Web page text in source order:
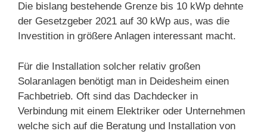
Die bislang bestehende Grenze bis 10 kWp dehnte
der Gesetzgeber 2021 auf 30 kWp aus, was die
Investition in größere Anlagen interessant macht.
Für die Installation solcher relativ großen
Solaranlagen benötigt man in Deidesheim einen
Fachbetrieb. Oft sind das Dachdecker in
Verbindung mit einem Elektriker oder Unternehmen
welche sich auf die Beratung und Installation von